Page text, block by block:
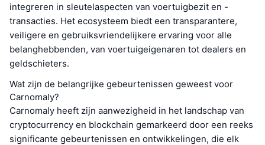
integreren in sleutelaspecten van voertuigbezit en -
transacties. Het ecosysteem biedt een transparantere,
veiligere en gebruiksvriendelijkere ervaring voor alle
belanghebbenden, van voertuigeigenaren tot dealers en
geldschieters.
Wat zijn de belangrijke gebeurtenissen geweest voor
Carnomaly?
Carnomaly heeft zijn aanwezigheid in het landschap van
cryptocurrency en blockchain gemarkeerd door een reeks
significante gebeurtenissen en ontwikkelingen, die elk